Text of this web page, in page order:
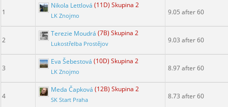
1
Nikola Lettlová (11D) Skupina 2
LK Znojmo 9.05 after 60
2
Terezie Moudrá (7B) Skupina 2
Lukostřelba Prostějov 9.03 after 60
3
Eva Šebestová (10D) Skupina 2
LK Znojmo 8.97 after 60
4
Meda Čapková (12B) Skupina 2
SK Start Praha 8.73 after 60